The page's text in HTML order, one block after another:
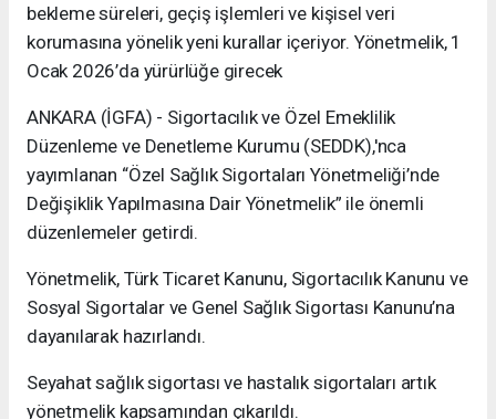
bekleme süreleri, geçiş işlemleri ve kişisel veri
korumasına yönelik yeni kurallar içeriyor. Yönetmelik, 1
Ocak 2026’da yürürlüğe girecek
ANKARA (İGFA) - Sigortacılık ve Özel Emeklilik
Düzenleme ve Denetleme Kurumu (SEDDK),'nca
yayımlanan “Özel Sağlık Sigortaları Yönetmeliği’nde
Değişiklik Yapılmasına Dair Yönetmelik” ile önemli
düzenlemeler getirdi.
Yönetmelik, Türk Ticaret Kanunu, Sigortacılık Kanunu ve
Sosyal Sigortalar ve Genel Sağlık Sigortası Kanunu’na
dayanılarak hazırlandı.
Seyahat sağlık sigortası ve hastalık sigortaları artık
yönetmelik kapsamından çıkarıldı.